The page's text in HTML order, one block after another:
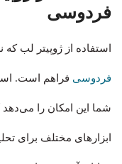
فردوسی
استفاده از ژوپیتر لب
فردوسی فراهم است.
شما این امکان را می‌دهد
ابزارهای مختلف برای